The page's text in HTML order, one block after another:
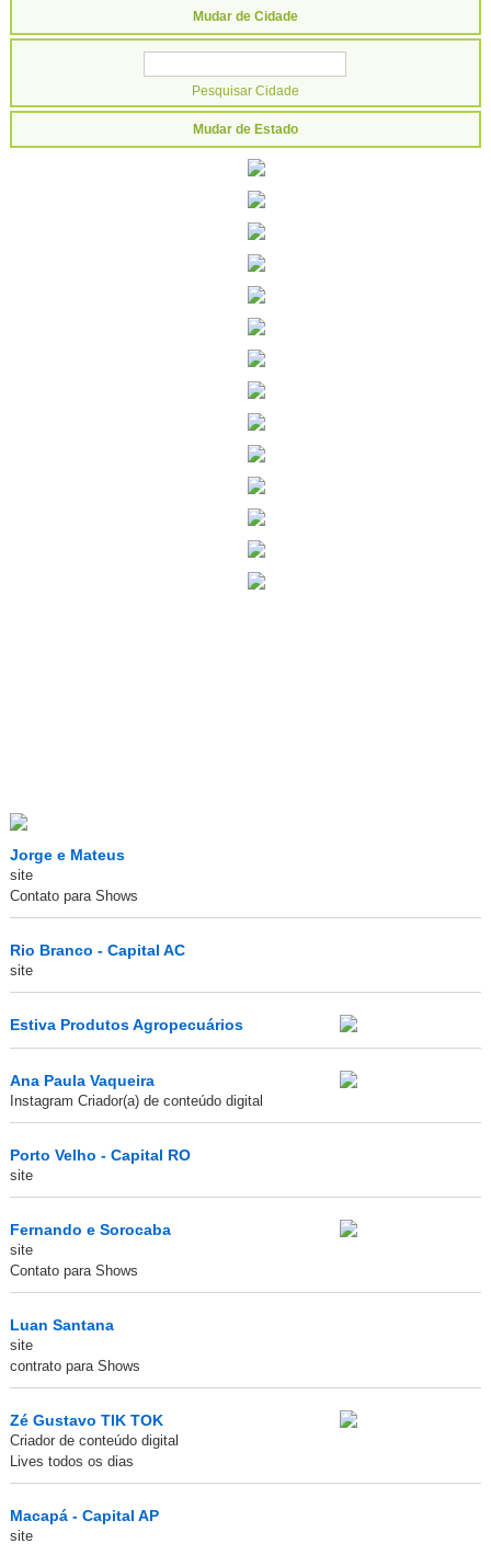
Mudar de Cidade
Mudar de Estado
Jorge e Mateus
site
Contato para Shows
Rio Branco - Capital AC
site
Estiva Produtos Agropecuários
Ana Paula Vaqueira
Instagram Criador(a) de conteúdo digital
Porto Velho - Capital RO
site
Fernando e Sorocaba
site
Contato para Shows
Luan Santana
site
contrato para Shows
Zé Gustavo TIK TOK
Criador de conteúdo digital
Lives todos os dias
Macapá - Capital AP
site